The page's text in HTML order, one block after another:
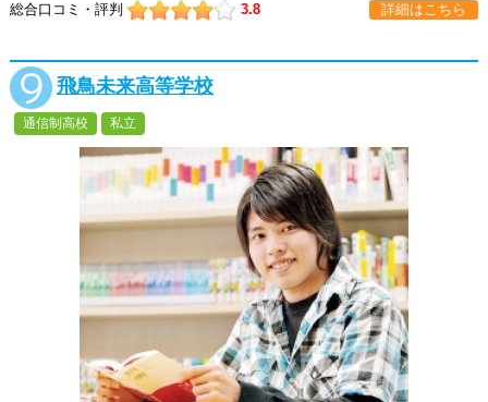
総合口コミ・評判 3.8 詳細はこちら
飛鳥未来高等学校
通信制高校 私立